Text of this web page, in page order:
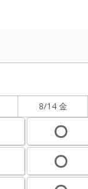
8/14 金